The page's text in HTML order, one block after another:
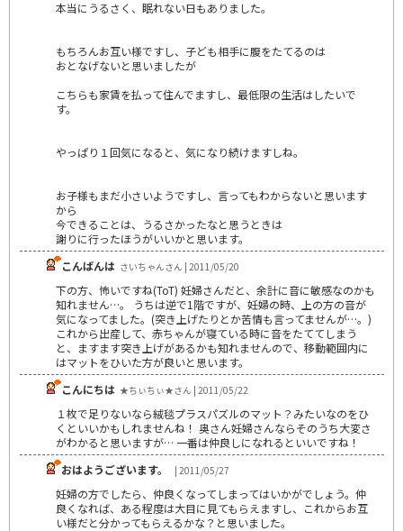
本当にうるさく、眠れない日もありました。
もちろんお互い様ですし、子ども相手に腹をたてるのは
おとなげないと思いましたが
こちらも家賃を払って住んでますし、最低限の生活はしたいで
す。
やっぱり１回気になると、気になり続けますしね。
お子様もまだ小さいようですし、言ってもわからないと思います
から
今できることは、うるさかったなと思うときは
謝りに行ったほうがいいかと思います。
こんばんは さいちゃんさん | 2011/05/20
下の方、怖いですね(ToT) 妊婦さんだと、余計に音に敏感なのかも
知れません…。 うちは逆で1階ですが、妊婦の時、上の方の音が
気になってました。(突き上げたりとか苦情も言ってませんが…。)
これから出産して、赤ちゃんが寝ている時に音をたててしまう
と、ますます突き上げがあるかも知れませんので、移動範囲内に
はマットをひいた方が良いと思います。
こんにちは ★ちぃちぃ★さん | 2011/05/22
１枚で足りないなら絨毯プラスパズルのマット？みたいなのをひ
くといいかもしれませんね！ 奥さん妊婦さんならそのうち大変さ
がわかると思いますが… 一番は仲良しになれるといいですね！
おはようございます。
| 2011/05/27
妊婦の方でしたら、仲良くなってしまってはいかがでしょう。仲
良くなれば、ある程度は大目に見てもらえますし、これからお互
い様だと分かってもらえるかな？と思いました。